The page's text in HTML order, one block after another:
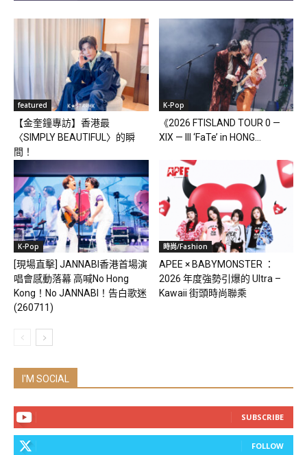
featured
【金奎鐘專訪】香港最
〈SIMPLY BEAUTIFUL〉的瞬
間！
K-Pop
《2026 FTISLAND TOUR 0 —
XIX — III ‘FaTe’ in HONG...
K-Pop
[現場直擊] JANNABI香港首場演
唱會感動落幕 高喊No Hong
Kong！No JANNABI！告白歌迷
(260711)
時尚/Fashion
APEE × BABYMONSTER ：
2026 年度強勢引爆的 Ultra –
Kawaii 街頭時尚聯乘
I'M SOCIAL
SUBSCRIBE
FOLLOW